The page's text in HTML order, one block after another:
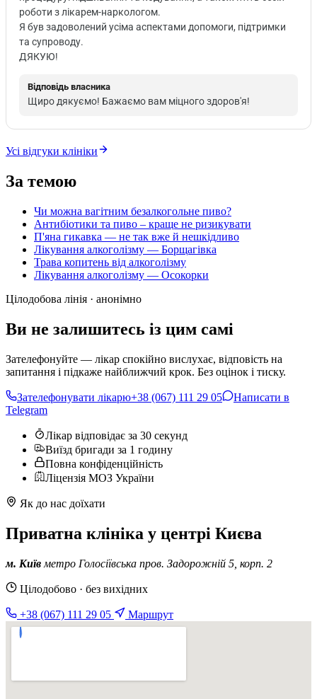
роботи з лікарем-наркологом.
Я був задоволений усіма аспектами допомоги, підтримки
та супроводу.
ДЯКУЮ!
Відповідь власника
Щиро дякуємо! Бажаємо вам міцного здоров'я!
Усі відгуки клініки
За темою
Чи можна вагітним безалкогольне пиво?
Антибіотики та пиво – краще не ризикувати
П'яна гикавка — не так вже й нешкідливо
Лікування алкоголізму — Борщагівка
Трава копитень від алкоголізму
Лікування алкоголізму — Осокорки
Цілодобова лінія · анонімно
Ви не залишитесь із цим самі
Зателефонуйте — лікар спокійно вислухає, відповість на
запитання і підкаже найближчий крок. Без оцінок і тиску.
Зателефонувати лікарю+38 (067) 111 29 05
Написати в
Telegram
Лікар відповідає за 30 секунд
Виїзд бригади за 1 годину
Повна конфіденційність
Ліцензія МОЗ України
Як до нас доїхати
Приватна клініка у центрі Києва
м. Київ метро Голосіївська пров. Задорожній 5, корп. 2
Цілодобово · без вихідних
+38 (067) 111 29 05 Маршрут